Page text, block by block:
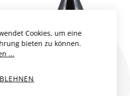
Cookies, um eine
bieten zu können.
...